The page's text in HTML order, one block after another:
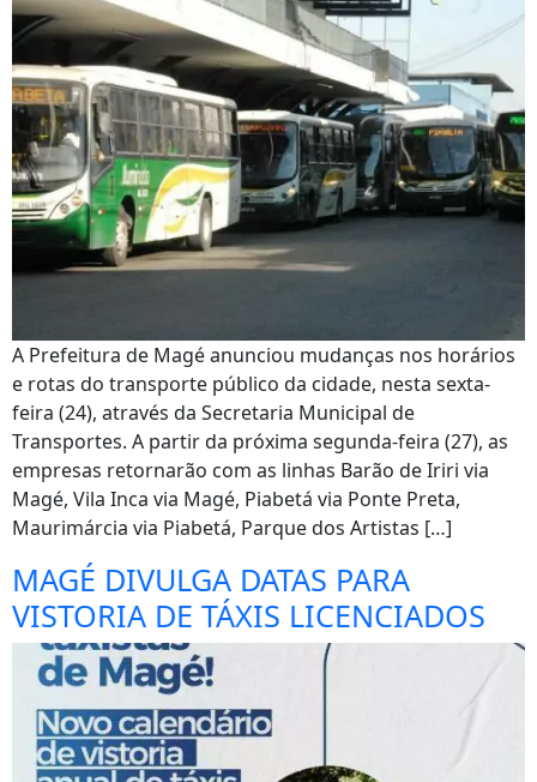
A Prefeitura de Magé anunciou mudanças nos horários
e rotas do transporte público da cidade, nesta sexta-
feira (24), através da Secretaria Municipal de
Transportes. A partir da próxima segunda-feira (27), as
empresas retornarão com as linhas Barão de Iriri via
Magé, Vila Inca via Magé, Piabetá via Ponte Preta,
Maurimárcia via Piabetá, Parque dos Artistas […]
MAGÉ DIVULGA DATAS PARA
VISTORIA DE TÁXIS LICENCIADOS